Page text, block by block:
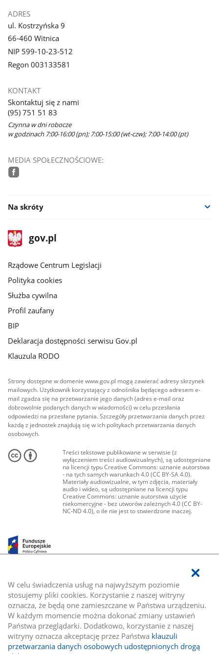
W celu świadczenia usług na najwyższym poziomie
stosujemy pliki cookies. Korzystanie z naszej witryny
oznacza, że będą one zamieszczane w Państwa urządzeniu.
W każdym momencie można dokonać zmiany ustawień
Państwa przeglądarki. Dodatkowo, korzystanie z naszej
witryny oznacza akceptację przez Państwa klauzuli
przetwarzania danych osobowych udostępnionych drogą
ADRES
ul. Kostrzyńska 9
66-460 Witnica
NIP 599-10-23-512
Regon 003133581
KONTAKT
Skontaktuj się z nami
(95) 751 51 83
Czynna w dni robocze
w godzinach 7:00-16:00 (pn); 7:00-15:00 (wt-czw); 7:00-14:00 (pt)
MEDIA SPOŁECZNOŚCIOWE:
Na skróty
stopka
gov.plStrona
gov.pl
Rządowe Centrum Legislacji
Polityka cookies
Służba cywilna
Profil zaufany
BIP
Deklaracja dostępności serwisu Gov.pl
Klauzula RODO
Strony dostępne w domenie www.gov.pl mogą zawierać adresy skrzynek
mailowych. Użytkownik korzystający z odnośnika będącego adresem e-
mail zgadza się na przetwarzanie jego danych (adres e-mail oraz
dobrowolnie podanych danych w wiadomości) w celu przesłania
odpowiedzi na przesłane pytania. Szczegóły przetwarzania danych przez
każdą z jednostek znajdują się w ich politykach przetwarzania danych
osobowych.
Treści tekstowe publikowane w serwisie (z
wyłączeniem treści audiowizualnych), są udostępniane
na licencji typu Creative Commons: uznanie autorstwa
- na tych samych warunkach 4.0 (CC BY-SA 4.0).
Materiały audiowizualne, w tym zdjęcia, materiały
audio i wideo, są udostępniane na licencji typu
Creative Commons: uznanie autorstwa użycie
niekomercyjne - bez utworów zależnych 4.0 (CC BY-
NC-ND 4.0), o ile nie jest to stwierdzone inaczej.